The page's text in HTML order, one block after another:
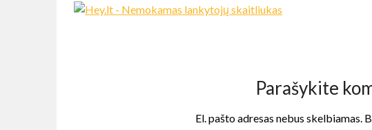
Parašykite
El. pašto adresas nebus skelbiamas.